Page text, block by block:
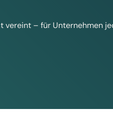
vereint – für Unternehmen